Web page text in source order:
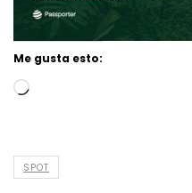
Me gusta esto:
Loading…
SPOT